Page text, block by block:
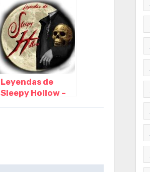
Leyendas de
Sleepy Hollow –